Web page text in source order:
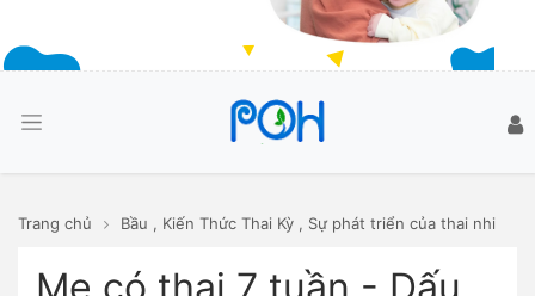
Trang chủ Bầu , Kiến Thức Thai Kỳ , Sự phát triển của thai nhi